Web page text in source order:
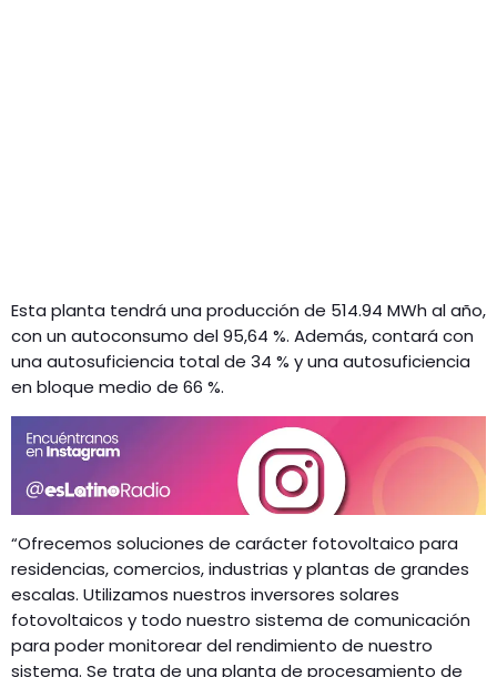
Esta planta tendrá una producción de 514.94 MWh al año,
con un autoconsumo del 95,64 %. Además, contará con
una autosuficiencia total de 34 % y una autosuficiencia
en bloque medio de 66 %.
“Ofrecemos soluciones de carácter fotovoltaico para
residencias, comercios, industrias y plantas de grandes
escalas. Utilizamos nuestros inversores solares
fotovoltaicos y todo nuestro sistema de comunicación
para poder monitorear del rendimiento de nuestro
sistema. Se trata de una planta de procesamiento de